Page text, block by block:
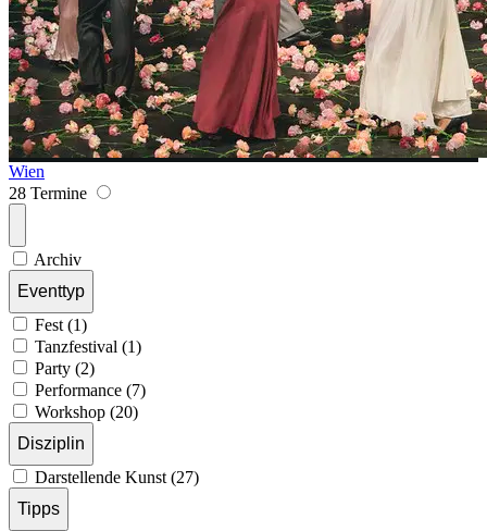
Wien
28 Termine
Archiv
Eventtyp
Fest (1)
Tanzfestival (1)
Party (2)
Performance (7)
Workshop (20)
Disziplin
Darstellende Kunst (27)
Tipps